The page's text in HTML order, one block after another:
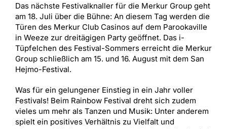
Das nächste Festivalknaller für die Merkur Group geht
am 18. Juli über die Bühne: An diesem Tag werden die
Türen des Merkur Club Casinos auf dem Parookaville
in Weeze zur dreitägigen Party geöffnet. Das i-
Tüpfelchen des Festival-Sommers erreicht die Merkur
Group schließlich am 15. und 16. August mit dem San
Hejmo-Festival.
Was für ein gelungener Einstieg in ein Jahr voller
Festivals! Beim Rainbow Festival dreht sich zudem
vieles um mehr als Tanzen und Musik: Unter anderem
spielt ein positives Verhältnis zu Vielfalt und